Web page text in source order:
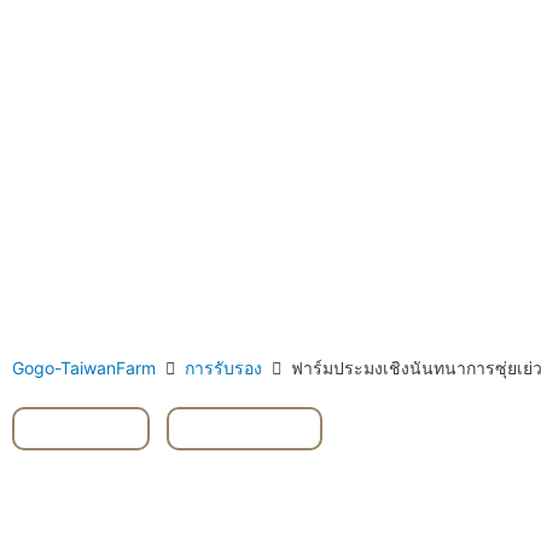
Gogo-TaiwanFarm การรับรอง ฟาร์มประมงเชิงนันทนาการซุ่ยเย่